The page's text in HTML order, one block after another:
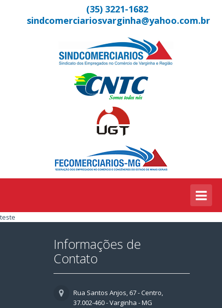
(35) 3221-1682
sindcomerciariosvarginha@yahoo.com.br
teste
Informações de
Contato
Rua Santos Anjos, 67 - Centro,
37.002-460 - Varginha - MG